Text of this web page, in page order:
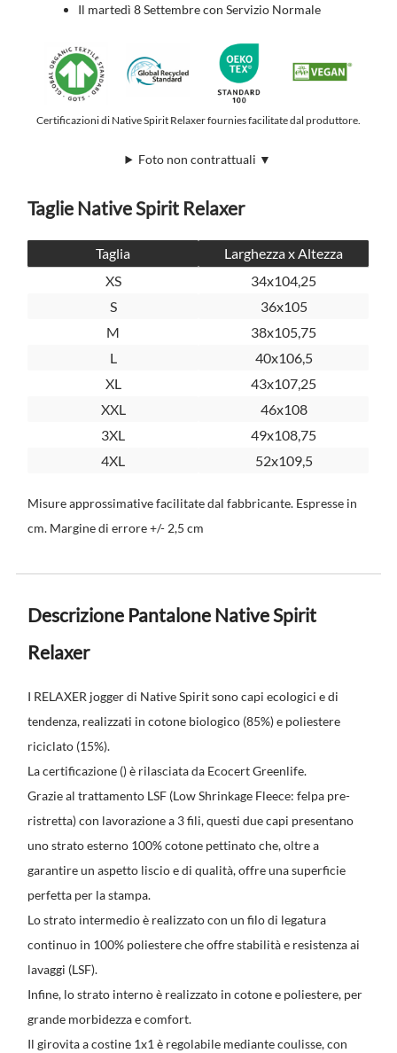
Il martedì 8 Settembre con Servizio Normale
Certificazioni di Native Spirit Relaxer fournies facilitate dal produttore.
Foto non contrattuali ▼
Taglie Native Spirit Relaxer
Taglia
Larghezza x Altezza
XS
34x104,25
S
36x105
M
38x105,75
L
40x106,5
XL
43x107,25
XXL
46x108
3XL
49x108,75
4XL
52x109,5
Misure approssimative facilitate dal fabbricante. Espresse in
cm. Margine di errore +/- 2,5 cm
Descrizione Pantalone Native Spirit
Relaxer
I RELAXER jogger di Native Spirit sono capi ecologici e di
tendenza, realizzati in cotone biologico (85%) e poliestere
riciclato (15%).
La certificazione () è rilasciata da Ecocert Greenlife.
Grazie al trattamento LSF (Low Shrinkage Fleece: felpa pre-
ristretta) con lavorazione a 3 fili, questi due capi presentano
uno strato esterno 100% cotone pettinato che, oltre a
garantire un aspetto liscio e di qualità, offre una superficie
perfetta per la stampa.
Lo strato intermedio è realizzato con un filo di legatura
continuo in 100% poliestere che offre stabilità e resistenza ai
lavaggi (LSF).
Infine, lo strato interno è realizzato in cotone e poliestere, per
grande morbidezza e comfort.
Il girovita a costine 1x1 è regolabile mediante coulisse, con